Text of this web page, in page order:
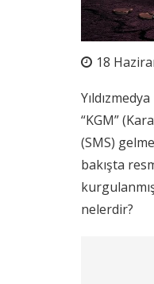
18
“KGM”
(SMS)
bakışta
nelerdir?